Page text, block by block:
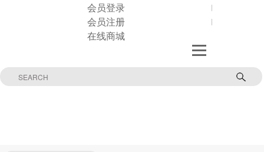
会员登录
会员注册
在线商城